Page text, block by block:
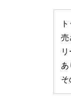
売
あ
そ